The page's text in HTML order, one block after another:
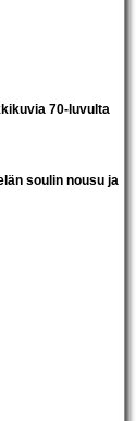
70-luvulta
soulin nousu ja